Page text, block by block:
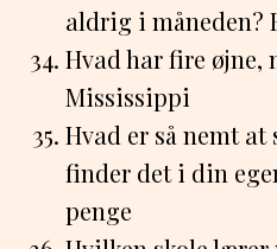
aldrig i måneden?
Hvad har fire øjne,
Mississippi
Hvad er så nemt
finder det i din
penge